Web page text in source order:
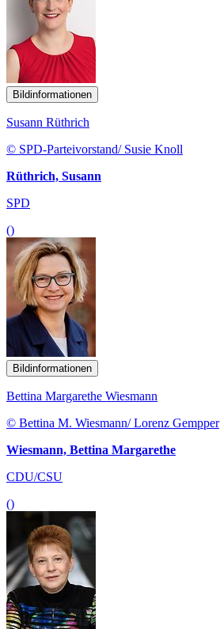
Bildinformationen
Susann Rüthrich
© SPD-Parteivorstand/ Susie Knoll
Rüthrich, Susann
SPD
()
Bildinformationen
Bettina Margarethe Wiesmann
© Bettina M. Wiesmann/ Lorenz Gempper
Wiesmann, Bettina Margarethe
CDU/CSU
()